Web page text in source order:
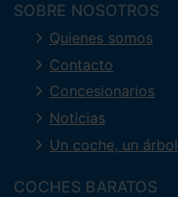
SOBRE NOSOTROS
Quienes somos
Contacto
Concesionarios
Noticias
Un coche, un árbol
COCHES BARATOS